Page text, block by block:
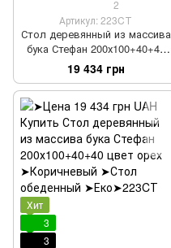
2
Артикул: 223CТ
Стол деревянный из массива
бука Стефан 200х100+40+40
лак светлый орех
19 434 грн
Хит
3
3